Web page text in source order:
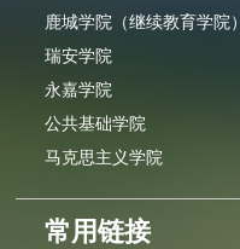
鹿城学院（继续教育学院）
瑞安学院
永嘉学院
公共基础学院
马克思主义学院
常用链接